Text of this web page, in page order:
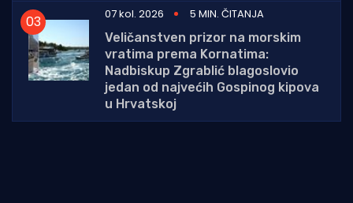
07 kol. 2026
5 MIN. ČITANJA
Veličanstven prizor na morskim
vratima prema Kornatima:
Nadbiskup Zgrablić blagoslovio
jedan od najvećih Gospinog kipova
u Hrvatskoj